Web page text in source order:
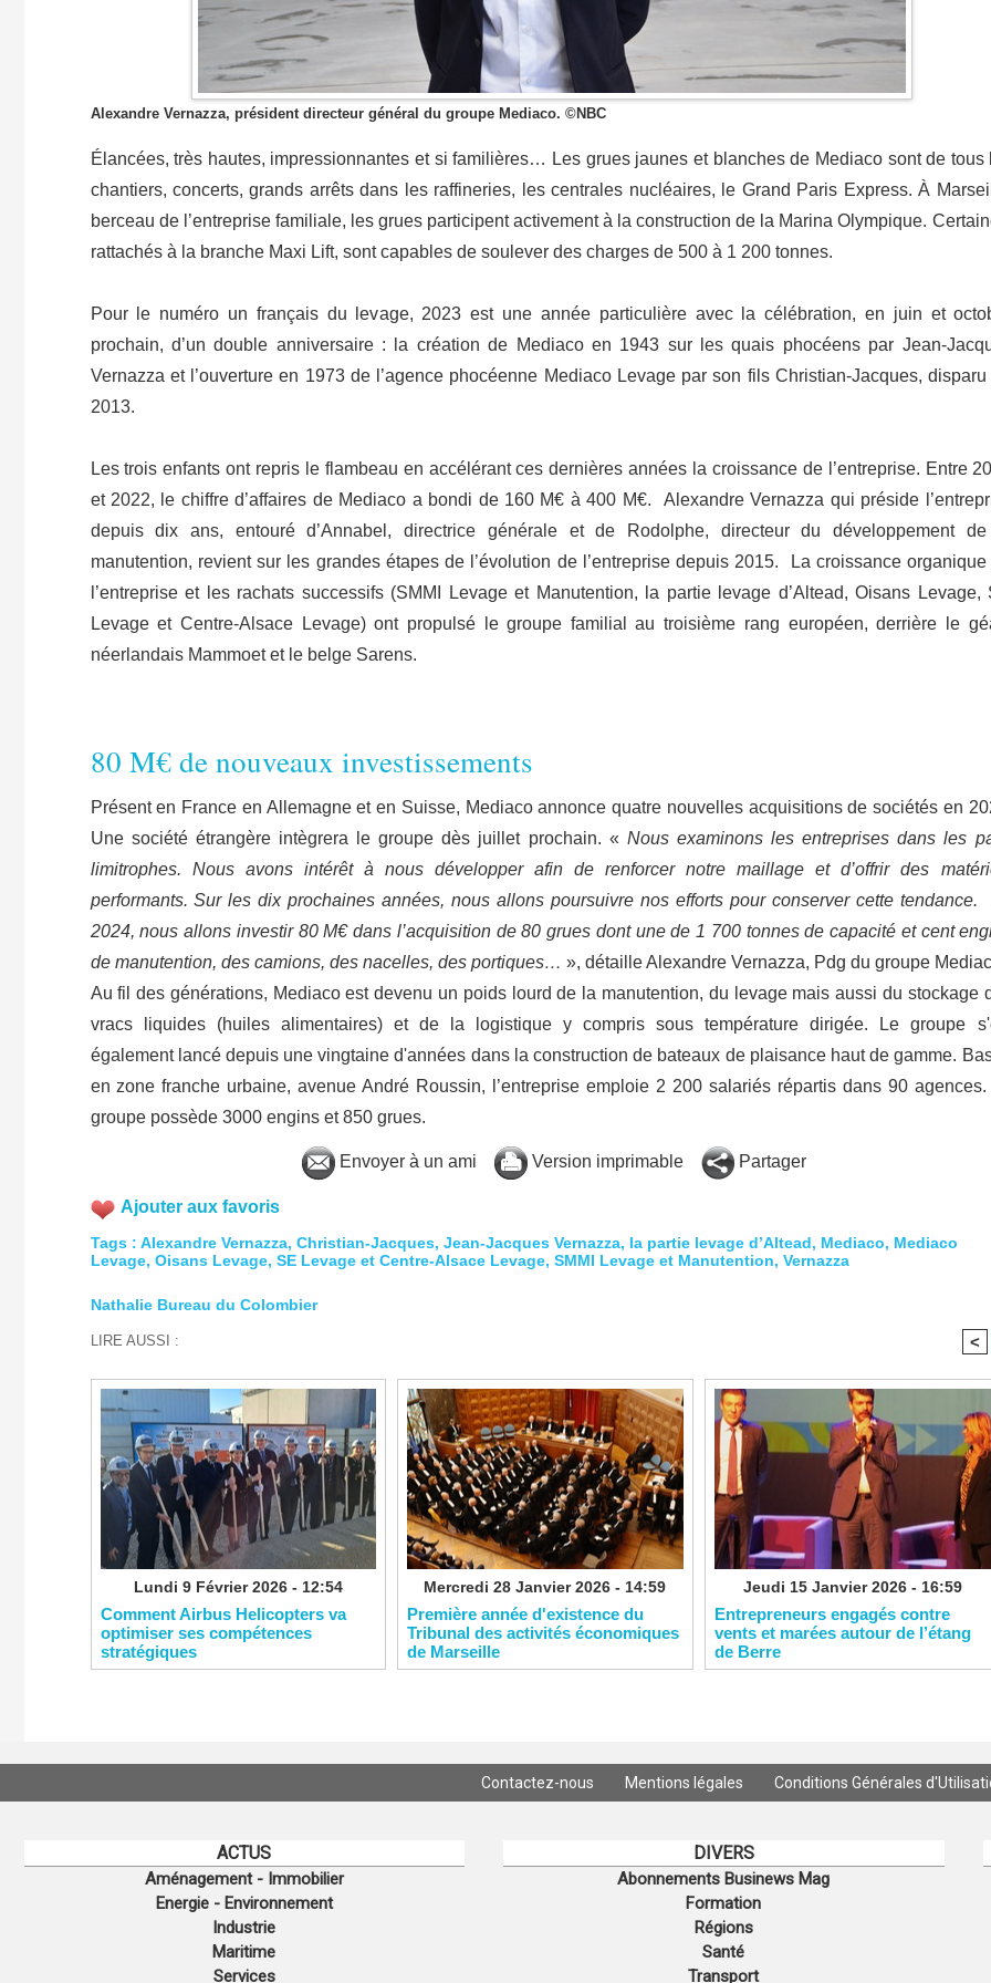
Alexandre Vernazza, président directeur général du groupe Mediaco. ©NBC
Élancées, très hautes, impressionnantes et si familières… Les grues jaunes et blanches de Mediaco sont de tous
chantiers, concerts, grands arrêts dans les raffineries, les centrales nucléaires, le Grand Paris Express. À
berceau de l’entreprise familiale, les grues participent activement à la construction de la Marina Olympique.
rattachés à la branche Maxi Lift, sont capables de soulever des charges de 500 à 1 200 tonnes.
Pour le numéro un français du levage, 2023 est une année particulière avec la célébration, en juin et
prochain, d’un double anniversaire : la création de Mediaco en 1943 sur les quais phocéens par Jean-
Vernazza et l’ouverture en 1973 de l’agence phocéenne Mediaco Levage par son fils Christian-Jacques, disparu
2013.
Les trois enfants ont repris le flambeau en accélérant ces dernières années la croissance de l’entreprise. Entre
et 2022, le chiffre d’affaires de Mediaco a bondi de 160 M€ à 400 M€. Alexandre Vernazza qui préside
depuis dix ans, entouré d’Annabel, directrice générale et de Rodolphe, directeur du développement
manutention, revient sur les grandes étapes de l’évolution de l’entreprise depuis 2015. La croissance organique
l’entreprise et les rachats successifs (SMMI Levage et Manutention, la partie levage d’Altead, Oisans Levage,
Levage et Centre-Alsace Levage) ont propulsé le groupe familial au troisième rang européen, derrière le
néerlandais Mammoet et le belge Sarens.
​80 M€ de nouveaux investissements
Présent en France en Allemagne et en Suisse, Mediaco annonce quatre nouvelles acquisitions de sociétés en
Une société étrangère intègrera le groupe dès juillet prochain. « Nous examinons les entreprises dans les
limitrophes. Nous avons intérêt à nous développer afin de renforcer notre maillage et d’offrir des
performants. Sur les dix prochaines années, nous allons poursuivre nos efforts pour conserver cette tendance.
2024, nous allons investir 80 M€ dans l’acquisition de 80 grues dont une de 1 700 tonnes de capacité et cent
de manutention, des camions, des nacelles, des portiques… », détaille Alexandre Vernazza, Pdg du groupe
Au fil des générations, Mediaco est devenu un poids lourd de la manutention, du levage mais aussi du stockage
vracs liquides (huiles alimentaires) et de la logistique y compris sous température dirigée. Le groupe
également lancé depuis une vingtaine d'années dans la construction de bateaux de plaisance haut de gamme.
en zone franche urbaine, avenue André Roussin, l’entreprise emploie 2 200 salariés répartis dans 90 agences.
groupe possède 3000 engins et 850 grues.
Envoyer à un ami Version imprimable Partager
Ajouter aux favoris
Tags: Alexandre Vernazza, Christian-Jacques, Jean-Jacques Vernazza, la partie levage d’Altead, Mediaco, Mediaco
Levage, Oisans Levage, SE Levage et Centre-Alsace Levage, SMMI Levage et Manutention, Vernazza
Nathalie Bureau du Colombier
LIRE AUSSI : <
Lundi 9 Février 2026 - 12:54
Comment Airbus Helicopters va
optimiser ses compétences
stratégiques
Mercredi 28 Janvier 2026 - 14:59
​Première année d'existence du
Tribunal des activités économiques
de Marseille
Jeudi 15 Janvier 2026 - 16:59
Entrepreneurs engagés contre
vents et marées autour de l’étang
de Berre
Contactez-nous Mentions légales Conditions Générales
ACTUS
Aménagement - Immobilier
Energie - Environnement
Industrie
Maritime
Services
DIVERS
Abonnements Businews Mag
Formation
Régions
Santé
Transport